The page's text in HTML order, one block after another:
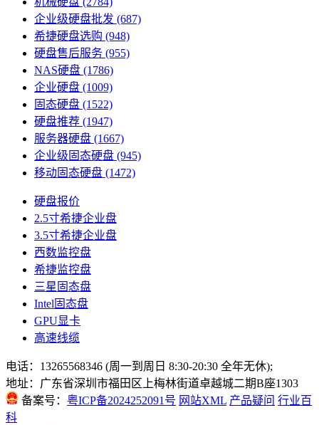
企业级硬盘批发 (687)
希捷硬盘选购 (948)
硬盘售后服务 (955)
NAS硬盘 (1786)
企业硬盘 (1009)
固态硬盘 (1522)
硬盘推荐 (1947)
服务器硬盘 (1667)
企业级固态硬盘 (945)
移动固态硬盘 (1472)
硬盘报价
2.5寸希捷企业盘
3.5寸希捷企业盘
西数监控盘
希捷监控盘
三星固态盘
Intel固态盘
GPU显卡
高速线缆
电话：13265568346 (周一到周日 8:30-20:30 全年无休);
地址：广东省深圳市福田区上梅林街道卓越城二期B座1303
备案号： 粤ICP备2024252091号 网站XML 产品疑问 行业百
科